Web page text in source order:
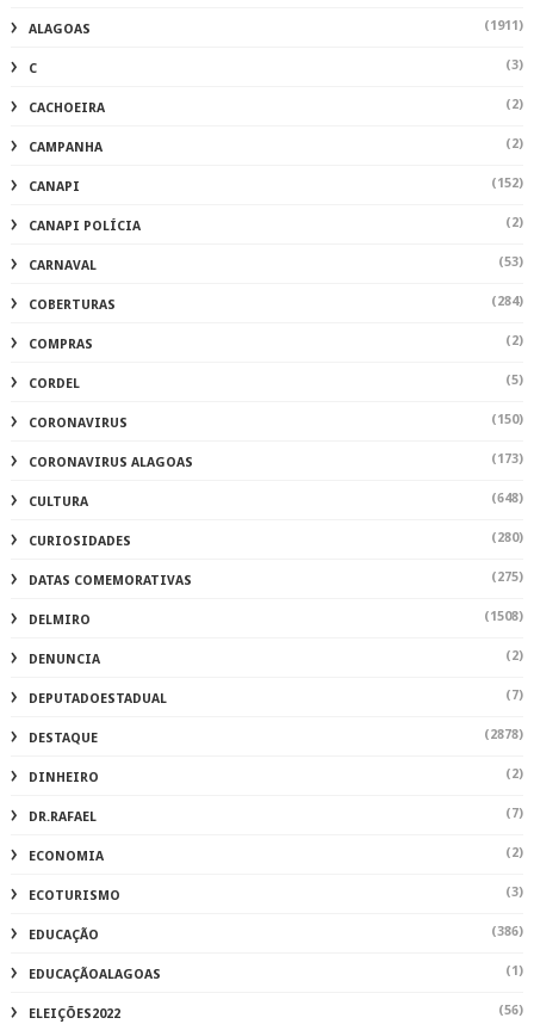
ALAGOAS (1911)
C (3)
CACHOEIRA (2)
CAMPANHA (2)
CANAPI (152)
CANAPI POLÍCIA (2)
CARNAVAL (53)
COBERTURAS (284)
COMPRAS (2)
CORDEL (5)
CORONAVIRUS (150)
CORONAVIRUS ALAGOAS (173)
CULTURA (648)
CURIOSIDADES (280)
DATAS COMEMORATIVAS (275)
DELMIRO (1508)
DENUNCIA (2)
DEPUTADOESTADUAL (7)
DESTAQUE (2878)
DINHEIRO (2)
DR.RAFAEL (7)
ECONOMIA (2)
ECOTURISMO (3)
EDUCAÇÃO (386)
EDUCAÇÃOALAGOAS (1)
ELEIÇÕES2022 (56)